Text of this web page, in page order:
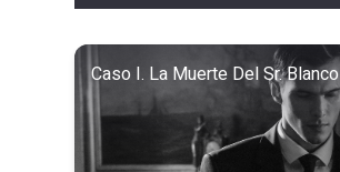
Caso I. La Muerte Del Sr. Blanco